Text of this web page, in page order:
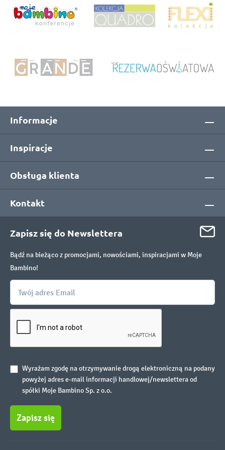
Informacje
Inspiracje
Obsługa klienta
Kontakt
Zapisz się do Newslettera
Bądź na bieżąco z promocjami, nowościami, inspiracjami w Moje
Bambino!
Wyrażam zgodę na otrzymywanie drogą elektroniczną na podany
powyżej adres e-mail informacji handlowej/newslettera od
spółki Moje Bambino Sp. z o.o.
Zapisz się